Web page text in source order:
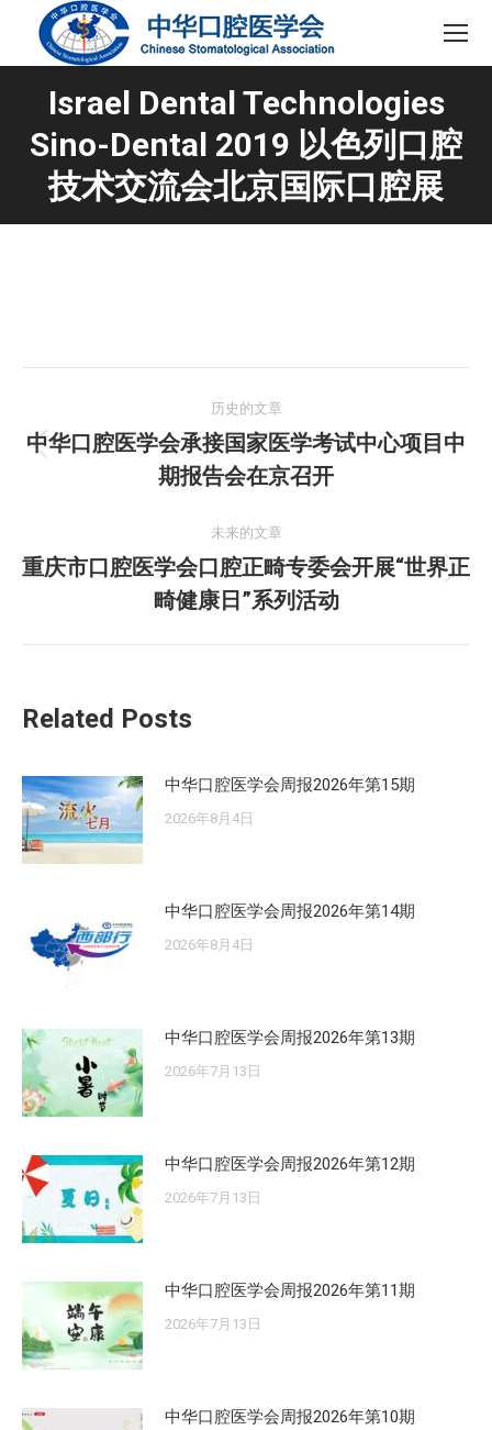
Israel Dental Technologies
Sino-Dental 2019 以色列口腔
技术交流会北京国际口腔展
章
历史的文章
历
史
文
章：
中华口腔医学会承接国家医学考试中心项目中
期报告会在京召开
未来的文章
未
来
的
重庆市口腔医学会口腔正畸专委会开展“世界正
畸健康日”系列活动
Related Posts
中华口腔医学会周报2026年第15期
2026年8月4日
中华口腔医学会周报2026年第14期
2026年8月4日
中华口腔医学会周报2026年第13期
2026年7月13日
中华口腔医学会周报2026年第12期
2026年7月13日
中华口腔医学会周报2026年第11期
2026年7月13日
中华口腔医学会周报2026年第10期